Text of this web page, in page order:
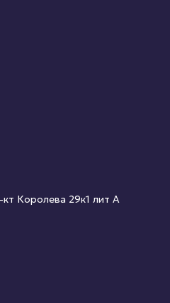
Королева 29к1 лит А